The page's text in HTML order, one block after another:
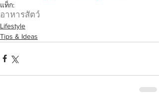
แท็ก:
อาหารสัตว์
Lifestyle
Tips & Ideas